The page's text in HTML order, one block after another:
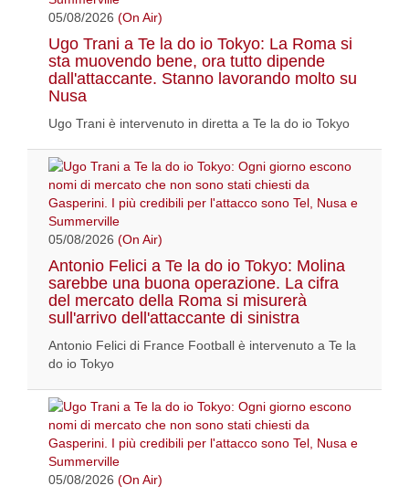
05/08/2026 (On Air)
Ugo Trani a Te la do io Tokyo: La Roma si
sta muovendo bene, ora tutto dipende
dall'attaccante. Stanno lavorando molto su
Nusa
Ugo Trani è intervenuto in diretta a Te la do io Tokyo
05/08/2026 (On Air)
Antonio Felici a Te la do io Tokyo: Molina
sarebbe una buona operazione. La cifra
del mercato della Roma si misurerà
sull'arrivo dell'attaccante di sinistra
Antonio Felici di France Football è intervenuto a Te la
do io Tokyo
05/08/2026 (On Air)